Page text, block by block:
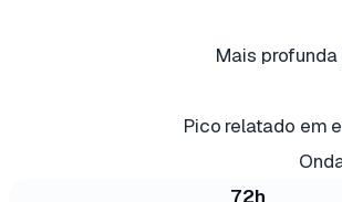
Mais
Pico relatado em
72h